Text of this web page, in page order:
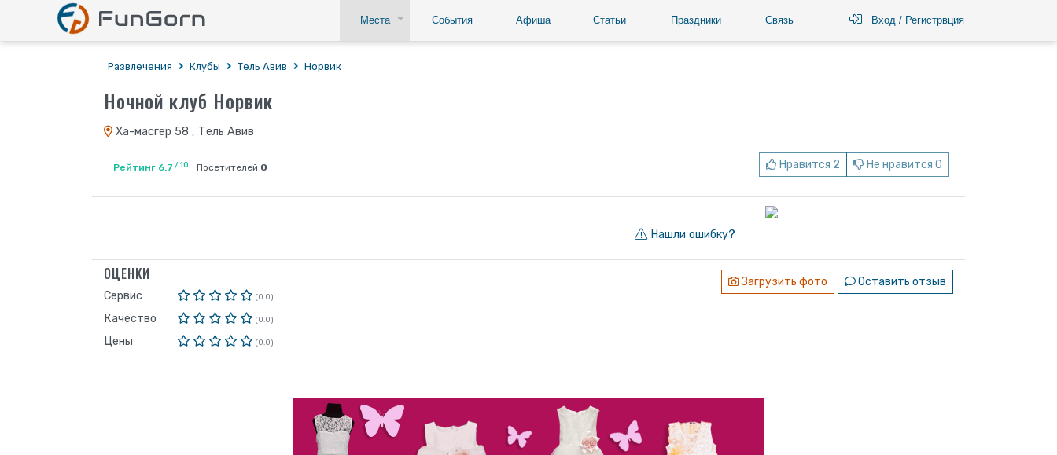
Места События Афиша Статьи Праздники Связь Вход / Регистрвция
Развлечения Клубы Тель Авив Норвик
Ночной клуб Норвик
Ха-масгер 58 , Тель Авив
Рейтинг 6.7 / 10 Посетителей 0 Нравится 2 Не нравится 0
Нашли ошибку?
ОЦЕНКИ
Сервис (0.0)
Качество (0.0)
Цены (0.0)
Загрузить фото Оставить отзыв